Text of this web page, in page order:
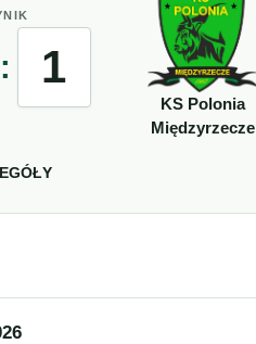
: 1
KS Polonia
Międzyrzecze